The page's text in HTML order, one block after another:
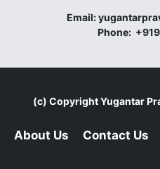
Email:
Phone:
(c) CopyrightYugantar
About Us Contact Us